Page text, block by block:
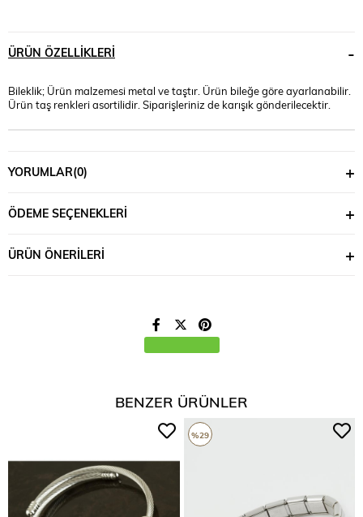
ÜRÜN ÖZELLIKLERI
Bileklik; Ürün malzemesi metal ve taştır. Ürün bileğe göre ayarlanabilir.
Ürün taş renkleri asortilidir. Siparişleriniz de karışık gönderilecektir.
YORUMLAR(0)
ÖDEME SEÇENEKLERI
ÜRÜN ÖNERILERI
BENZER ÜRÜNLER
%29